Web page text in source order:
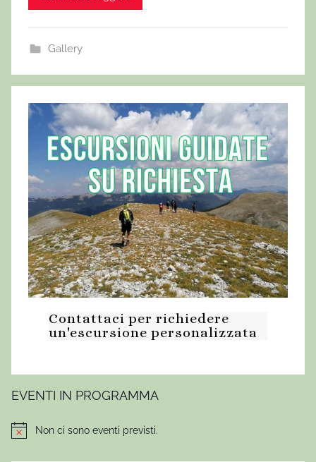
Gallery
Contattaci per richiedere
un'escursione personalizzata
EVENTI IN PROGRAMMA
NoticeNon ci sono eventi previsti.